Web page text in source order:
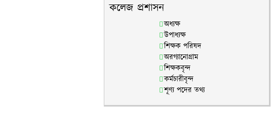
কলেজ প্রশাসন
অধ্যক্ষ
উপাধ্যক্ষ
শিক্ষক পরিষদ
অরগ্যানোগ্রাম
শিক্ষকবৃন্দ
কর্মচারীবৃন্দ
শূণ্য পদের তথ্য